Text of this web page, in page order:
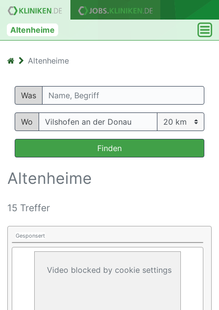
Altenheime
Altenheime
Was
Wo
Finden
Altenheime
15 Treffer
Gesponsert
Video blocked by cookie settings